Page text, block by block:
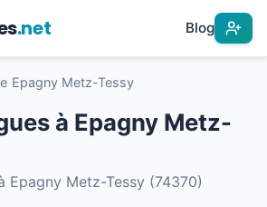
.net Blog
Epagny Metz-Tessy
à Epagny Metz-
Epagny Metz-Tessy (74370)